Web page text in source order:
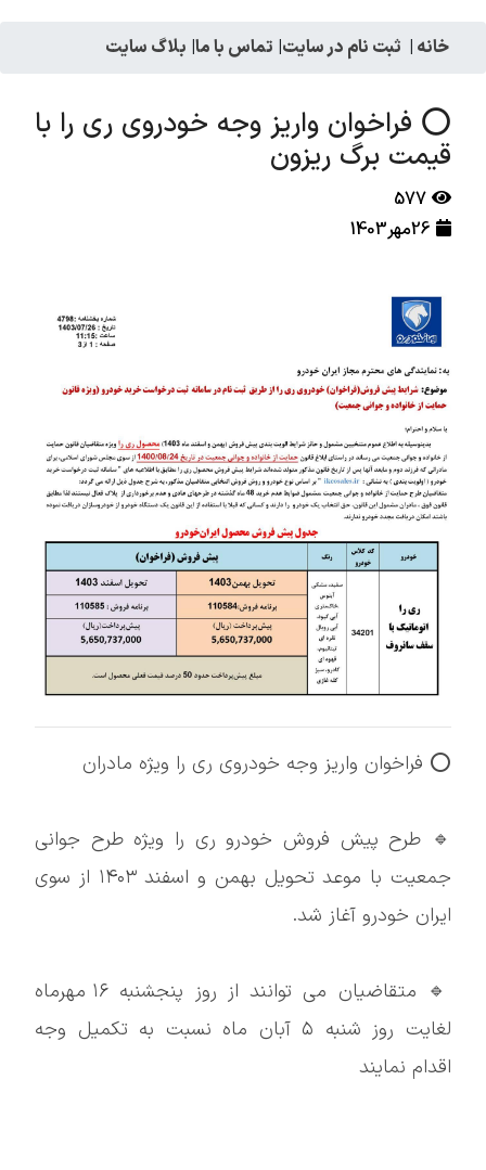
خانه | ثبت نام در سایت| تماس با ما| بلاگ سایت
⭕️ فراخوان واریز وجه خودروی ری را با
قیمت برگ ریزون
577
26مهر1403
⭕️ فراخوان واریز وجه خودروی ری را ویژه مادران
🔹 طرح پیش فروش خودرو ری را ویژه طرح جوانی
جمعیت با موعد تحویل بهمن و اسفند ۱۴۰۳ از سوی
ایران خودرو آغاز شد.
🔹 متقاضیان می توانند از روز پنجشنبه ۱۶ مهرماه
لغایت روز شنبه ۵ آبان ماه نسبت به تکمیل وجه
اقدام نمایند